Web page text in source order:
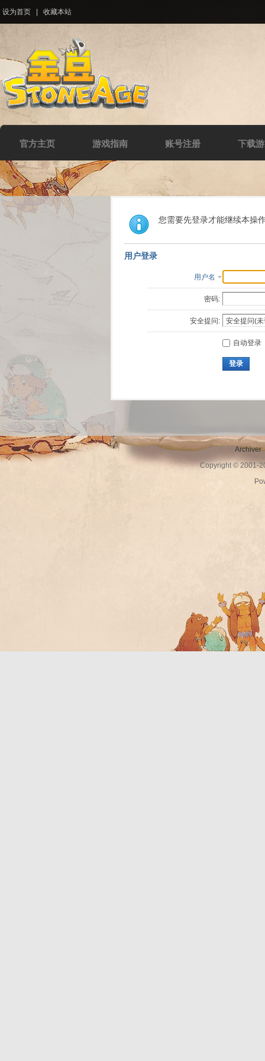
设为首页 收藏本站
官方主页 游戏指南 账号注册 下载
您需要先登录才能继续本操
用户登录
用户名
密码:
安全提问:
自动登录
登录
Archiver
Copyright © 2001-